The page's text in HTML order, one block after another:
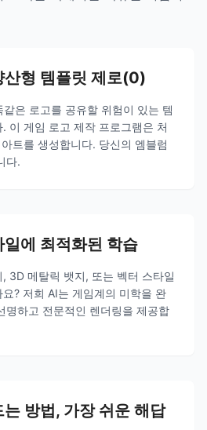
형 템플릿 제로(0)
은 로고를 공유할 위험이 있는 템
이 게임 로고 제작 프로그램은 처
트를 생성합니다. 당신의 엠블럼
다.
에 최적화된 학습
3D 메탈릭 뱃지, 또는 벡터 스타일
? 저희 AI는 게임계의 미학을 완
명하고 전문적인 렌더링을 제공합
방법, 가장 쉬운 해답